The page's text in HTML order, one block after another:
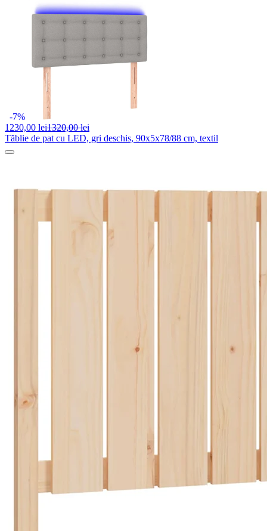
-7%
1230,00 lei1320,00 lei
Tăblie de pat cu LED, gri deschis, 90x5x78/88 cm, textil